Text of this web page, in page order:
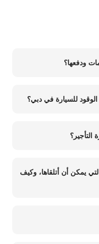
ودفعها؟
للسيارة في دبي؟
التأجير؟
يمكن أن أتلقاها، وكيف